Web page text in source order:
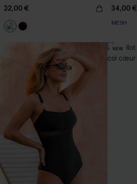
32,00 € 34,00 €
MESH
NEW